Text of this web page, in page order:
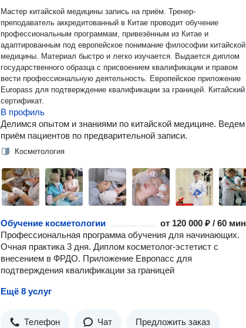
Мастер китайской медицины запись на приём. Тренер-
преподаватель аккредитованный в Китае проводит обучение
профессиональным программам, привезённым из Китае и
адаптированным под европейское понимание философии китайской
медицины. Материал быстро и легко изучается. Выдается диплом
государственного образца с присвоением квалификации и правом
вести профессиональную деятельность. Европейское приложение
Europass для подтверждение квалификации за границей. Китайский
сертификат.
В профиль
Делимся опытом и знаниями по китайской медицине. Ведем
приём пациентов по предварительной записи.
Косметология
Обучение косметологии от 120 000 ₽ / 60 мин
Профессиональная программа обучения для начинающих.
Очная практика 3 дня. Диплом косметолог-эстетист с
внесением в ФРДО. Приложение Европасс для
подтверждения квалификации за границей
Ещё 8 услуг
Телефон Чат Предложить заказ